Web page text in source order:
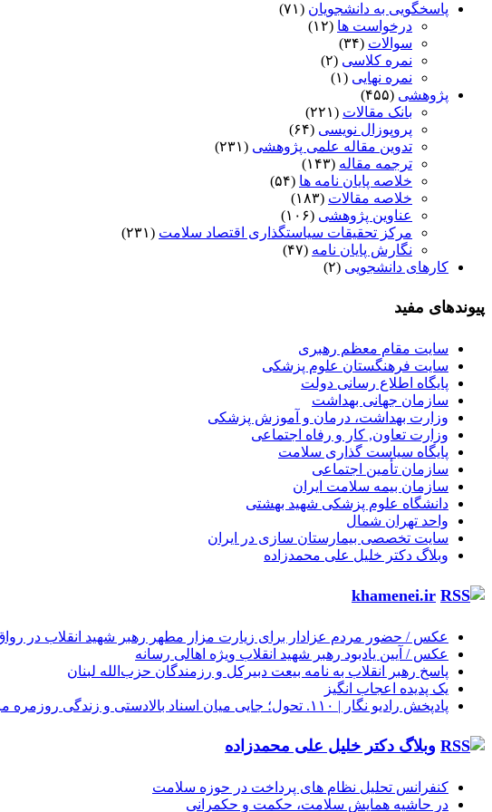
پاسخگویی به دانشجویان (۷۱)
درخواست ها (۱۲)
سوالات (۳۴)
نمره کلاسی (۲)
نمره نهایی (۱)
پژوهشی (۴۵۵)
بانک مقالات (۲۲۱)
پروپوزال نویسی (۶۴)
تدوین مقاله علمی پژوهشی (۲۳۱)
ترجمه مقاله (۱۴۳)
خلاصه پایان نامه ها (۵۴)
خلاصه مقالات (۱۸۳)
عناوین پژوهشی (۱۰۶)
مرکز تحقیقات سیاستگذاری اقتصاد سلامت (۲۳۱)
نگارش پایان نامه (۴۷)
کارهای دانشجویی (۲)
پیوندهای مفید
سایت مقام معظم رهبری
سایت فرهنگستان علوم پزشکی
پایگاه اطلاع رسانی دولت
سازمان جهانی بهداشت
وزارت بهداشت، درمان و آموزش پزشکی
وزارت تعاون, کار و رفاه اجتماعی
پایگاه سیاست گذاری سلامت
سازمان تأمین اجتماعی
سازمان بیمه سلامت ایران
دانشگاه علوم پزشکی شهید بهشتی
واحد تهران شمال
سایت تخصصی بیمارستان سازی در ایران
وبلاگ دکتر خلیل علی محمدزاده
khamenei.ir
عکس / حضور مردم عزادار برای زیارت مزار مطهر رهبر شهید انقلاب در رواق
عکس / آیین یادبود رهبر شهید انقلاب ویژه اهالی رسانه
پاسخ رهبر انقلاب به نامه بیعت دبیرکل و رزمندگان حزب‌الله لبنان
یک پدیده اعجاب انگیز
پادپخش رادیو نگار | ۱۱۰. تحول؛ جایی میان اسناد بالادستی و زندگی روزمره مردم
وبلاگ دکتر خلیل علی محمدزاده
کنفرانس تحلیل نظام های پرداخت در حوزه سلامت
در حاشیه همایش سلامت، حکمت و حکمرانی